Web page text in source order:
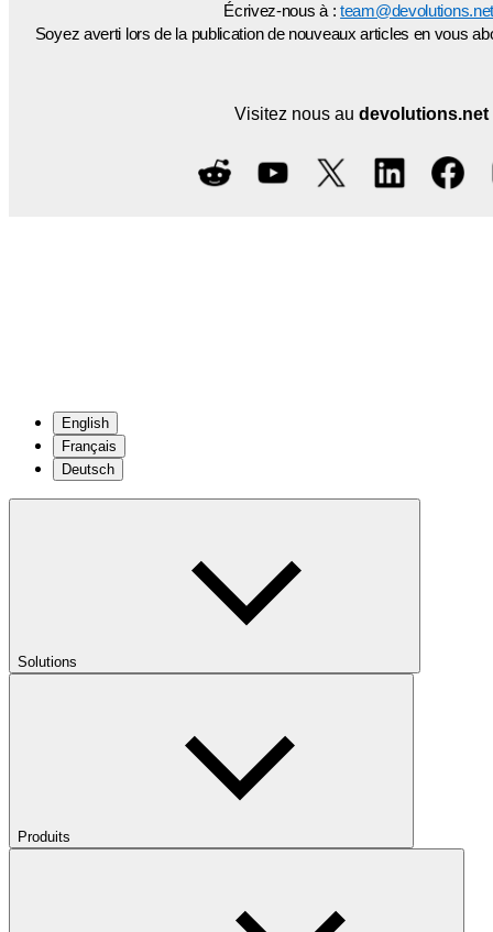
Écrivez-nous à :
Soyez averti lors de la publication de nouveaux articles en vous
Visitez nous au devolutions.net
English
Français
Deutsch
Solutions
Produits